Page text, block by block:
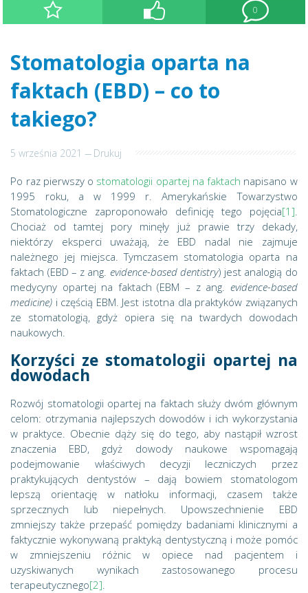
0
Stomatologia oparta na
faktach (EBD) – co to
takiego?
5 września 2021--- Drukuj
Po raz pierwszy o stomatologii opartej na faktach napisano w
1995 roku, a w 1999 r. Amerykańskie Towarzystwo
Stomatologiczne zaproponowało definicję tego pojęcia[1].
Chociaż od tamtej pory minęły już prawie trzy dekady,
niektórzy eksperci uważają, że EBD nadal nie zajmuje
należnego jej miejsca. Tymczasem stomatologia oparta na
faktach (EBD – z ang. evidence-based dentistry) jest analogią do
medycyny opartej na faktach (EBM – z ang. evidence-based
medicine) i częścią EBM. Jest istotna dla praktyków związanych
ze stomatologią, gdyż opiera się na twardych dowodach
naukowych.
Korzyści ze stomatologii opartej na
dowodach
Rozwój stomatologii opartej na faktach służy dwóm głównym
celom: otrzymania najlepszych dowodów i ich wykorzystania
w praktyce. Obecnie dąży się do tego, aby nastąpił wzrost
znaczenia EBD, gdyż dowody naukowe wspomagają
podejmowanie właściwych decyzji leczniczych przez
praktykujących dentystów – dają bowiem stomatologom
lepszą orientację w natłoku informacji, czasem także
sprzecznych lub niepełnych. Upowszechnienie EBD
zmniejszy także przepaść pomiędzy badaniami klinicznymi a
faktycznie wykonywaną praktyką dentystyczną i może pomóc
w zmniejszeniu różnic w opiece nad pacjentem i
uzyskiwanych wynikach zastosowanego procesu
terapeutycznego[2].